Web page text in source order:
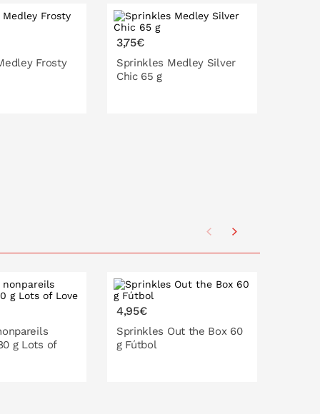
Frosty
3,75€
Sprinkles Medley Silver
Chic 65 g
g Lots of
4,95€
Sprinkles Out the Box 60
g Fútbol